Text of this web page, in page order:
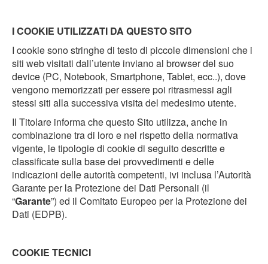
I COOKIE UTILIZZATI DA QUESTO SITO
I cookie sono stringhe di testo di piccole dimensioni che i
siti web visitati dall’utente inviano al browser del suo
device (PC, Notebook, Smartphone, Tablet, ecc..), dove
vengono memorizzati per essere poi ritrasmessi agli
stessi siti alla successiva visita del medesimo utente.
Il Titolare informa che questo Sito utilizza, anche in
combinazione tra di loro e nel rispetto della normativa
vigente, le tipologie di cookie di seguito descritte e
classificate sulla base dei provvedimenti e delle
indicazioni delle autorità competenti, ivi inclusa l’Autorità
Garante per la Protezione dei Dati Personali (il
“Garante”) ed il Comitato Europeo per la Protezione dei
Dati (EDPB).
COOKIE TECNICI